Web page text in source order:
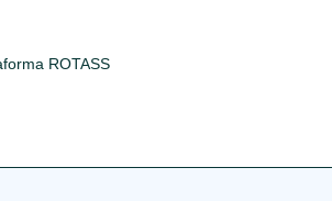
ROTASS